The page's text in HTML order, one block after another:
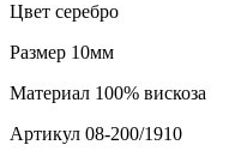
Цвет серебро
Размер 10мм
Материал 100% вискоза
Артикул 08-200/1910